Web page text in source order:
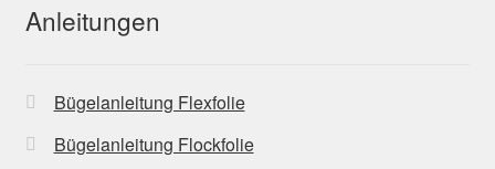
Anleitungen
Bügelanleitung Flexfolie
Bügelanleitung Flockfolie